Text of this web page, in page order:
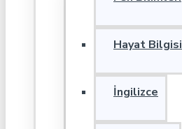
Hayat Bilgisi
İngilizce